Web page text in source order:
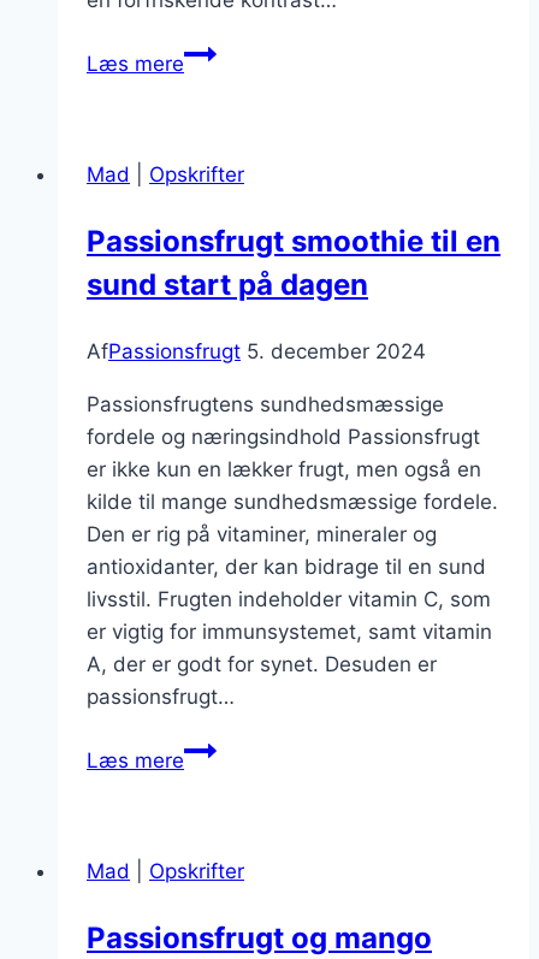
Læs merePassionsfrugt
ekstra
Mad Opskrifter
Passionsfrugt smoothie til en
sund start på dagen
AfPassionsfrugt 5. december 2024
Passionsfrugtens sundhedsmæssige
fordele og næringsindhold Passionsfrugt
er ikke kun en lækker frugt, men også en
kilde til mange sundhedsmæssige fordele.
Den er rig på vitaminer, mineraler og
antioxidanter, der kan bidrage til en sund
livsstil. Frugten indeholder vitamin C, som
er vigtig for immunsystemet, samt vitamin
A, der er godt for synet. Desuden er
passionsfrugt…
Læs merePassionsfrugt
sund
på
Mad Opskrifter
Passionsfrugt og mango